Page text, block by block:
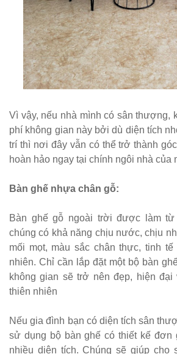
có tay 249
Bộ bàn ghế
quán cafe
trà sữa nhà
hàng gỗ
cao su
chân sắt
ghế gỗ ash
Bàn ghế sắt
cho quán
cafe, quán
ăn sân
vườn, ban
công, sân
thượng
Set bàn ghế
Vì vậy, nếu nhà mình có sân thượng,
phí không gian này bởi dù diện tích
trí thì nơi đây vẫn có thể trở thành
hoàn hảo ngay tại chính ngôi nhà của
Bàn ghế nhựa chân gỗ:
Bàn ghế gỗ ngoài trời được làm
chúng có khả năng chịu nước, chịu
mối mọt, màu sắc chân thực, tinh
nhiên. Chỉ cần lắp đặt một bộ bàn
không gian sẽ trở nên đẹp, hiện
thiên nhiên
Nếu gia đình bạn có diện tích sân
sử dụng bộ bàn ghế có thiết kế đơn
nhiều diện tích. Chúng sẽ giúp cho